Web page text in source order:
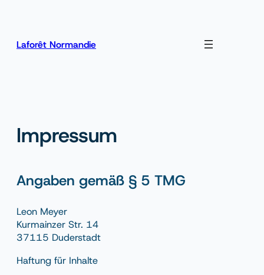
Laforêt Normandie
Impressum
Angaben gemäß § 5 TMG
Leon Meyer
Kurmainzer Str. 14
37115 Duderstadt
Haftung für Inhalte